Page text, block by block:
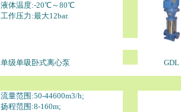
液体温度:-20℃～80℃
工作压力:最大12bar.
单级单吸卧式离心泵 GDL
流量范围:50-44600m3/h;
扬程范围:8-160m;